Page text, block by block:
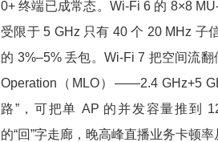
0+ 终端已成常态。Wi-Fi 6 的 8×8
受限于 5 GHz 只有 40 个 20 MHz 子
的 3%–5% 丢包。Wi-Fi 7 把空间流
Operation（MLO）——2.4 GHz+5
路”，可把单 AP 的并发容量推到
的“回”字走廊，晚高峰直播业务卡顿